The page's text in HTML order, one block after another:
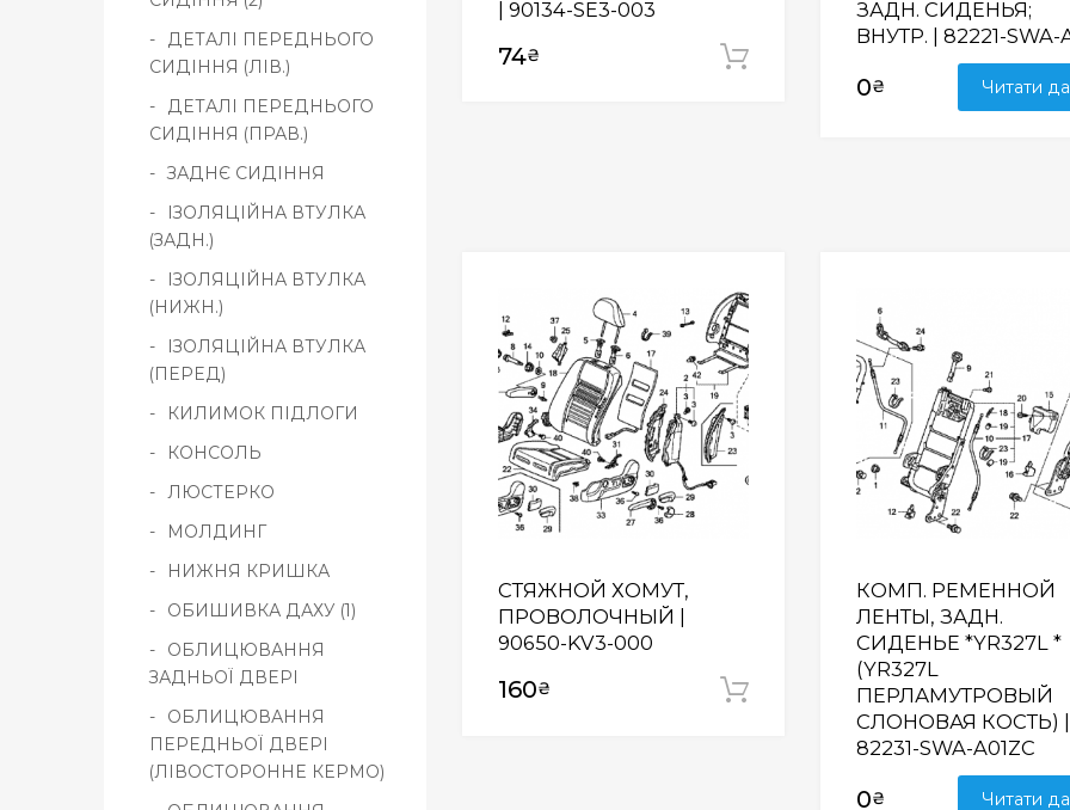
| 90134-SE3-003
74₴
ЗАДН. СИДЕНЬЯ;
ВНУТР. | 82221-SWA-
0₴ Читати
СТЯЖНОЙ ХОМУТ,
ПРОВОЛОЧНЫЙ |
90650-KV3-000
160₴ Додати у кошик
КОМП. РЕМЕННОЙ
ЛЕНТЫ, ЗАДН.
СИДЕНЬЕ *YR327L *
(YR327L
ПЕРЛАМУТРОВЫЙ
СЛОНОВАЯ КОСТЬ) |
82231-SWA-A01ZC
0₴ Читати
ДЕТАЛІ ПЕРЕДНЬОГО
СИДІННЯ (ЛІВ.)
ДЕТАЛІ ПЕРЕДНЬОГО
СИДІННЯ (ПРАВ.)
ЗАДНЄ СИДІННЯ
ІЗОЛЯЦІЙНА ВТУЛКА
(ЗАДН.)
ІЗОЛЯЦІЙНА ВТУЛКА
(НИЖН.)
ІЗОЛЯЦІЙНА ВТУЛКА
(ПЕРЕД)
КИЛИМОК ПІДЛОГИ
КОНСОЛЬ
ЛЮСТЕРКО
МОЛДИНГ
НИЖНЯ КРИШКА
ОБИШИВКА ДАХУ (1)
ОБЛИЦЮВАННЯ
ЗАДНЬОЇ ДВЕРІ
ОБЛИЦЮВАННЯ
ПЕРЕДНЬОЇ ДВЕРІ
(ЛІВОСТОРОННЕ КЕРМО)